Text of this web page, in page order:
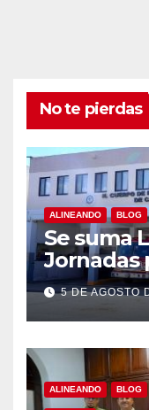
No te pierdas
ALINEANDO BLOG
Se suma
Jornadas
auxilios
5 DE AGOSTO
ALINEANDO BLOG